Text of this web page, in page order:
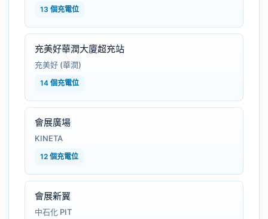
13 個充電位
充美好華潤大廈超充站
充美好 (華潤)
14 個充電位
會展廣場
KINETA
12 個充電位
會展新翼
中石化 PIT